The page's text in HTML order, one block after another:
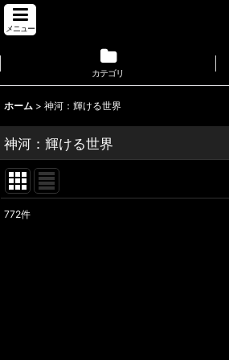
メニュー
カテゴリ
ホーム > 神河：輝ける世界
神河：輝ける世界
772件